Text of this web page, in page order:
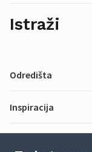
Istraži
Odredišta
Inspiracija